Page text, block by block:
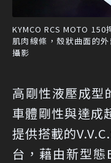
KYMCO RCS MOTO
肌肉線條，殼狀曲面的
攝影
高剛性液壓成型
車體剛性與達成
提供搭載的
台，藉由新型